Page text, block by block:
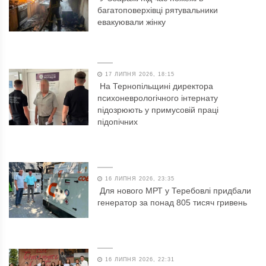
багатоповерхівці рятувальники
евакуювали жінку
17 ЛИПНЯ 2026, 18:15
На Тернопільщині директора
психоневрологічного інтернату
підозрюють у примусовій праці
підопічних
16 ЛИПНЯ 2026, 23:35
Для нового МРТ у Теребовлі придбали
генератор за понад 805 тисяч гривень
16 ЛИПНЯ 2026, 22:31